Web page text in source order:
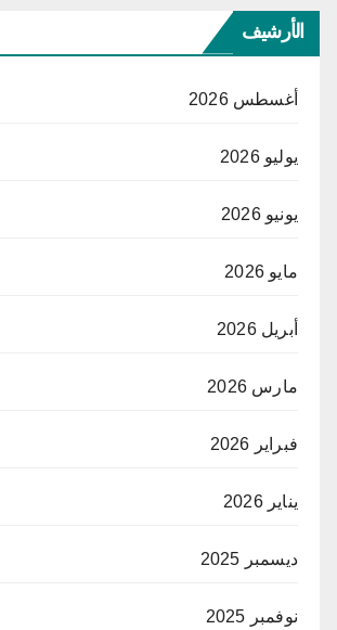
الأرشيف
أغسطس 2026
يوليو 2026
يونيو 2026
مايو 2026
أبريل 2026
مارس 2026
فبراير 2026
يناير 2026
ديسمبر 2025
نوفمبر 2025